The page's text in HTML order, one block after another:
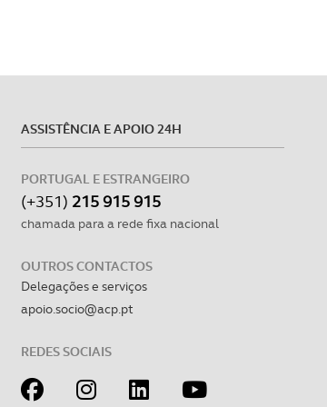
ASSISTÊNCIA E APOIO 24H
PORTUGAL E ESTRANGEIRO
(+351) 215 915 915
chamada para a rede fixa nacional
OUTROS CONTACTOS
Delegações e serviços
apoio.socio@acp.pt
REDES SOCIAIS